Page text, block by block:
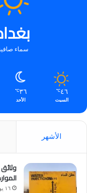
سماء
٤٦℃
السبت
٣٦℃
الأحد
الأشهر
١٦ يونيو، ٢٠٢٠